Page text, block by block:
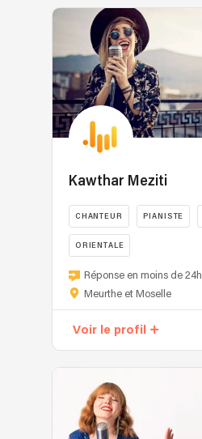
Kawthar Meziti
CHANTEUR PIANISTE
ORIENTALE
Réponse en moins de 24h
Meurthe et Moselle
Voir le profil